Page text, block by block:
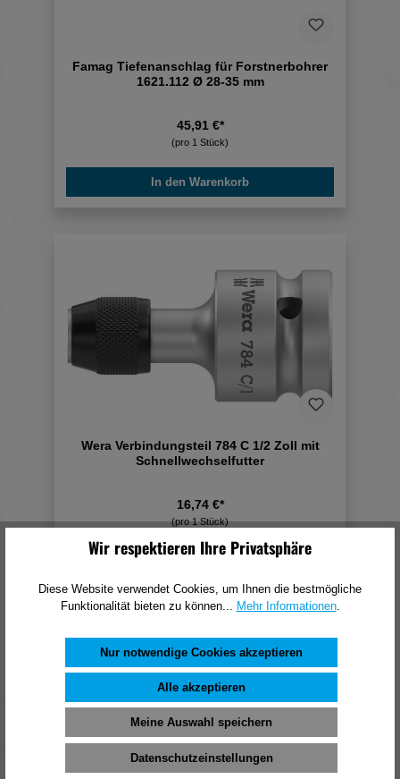
Famag Tiefenanschlag für Forstnerbohrer
1621.112 Ø 28-35 mm
45,91 €*
(pro 1 Stück)
In den Warenkorb
Wera Verbindungsteil 784 C 1/2 Zoll mit
Schnellwechselfutter
16,74 €*
(pro 1 Stück)
Wir respektieren Ihre Privatsphäre
Diese Website verwendet Cookies, um Ihnen die bestmögliche
Funktionalität bieten zu können...
Mehr Informationen.
Nur notwendige Cookies akzeptieren
Alle akzeptieren
Meine Auswahl speichern
Datenschutzeinstellungen